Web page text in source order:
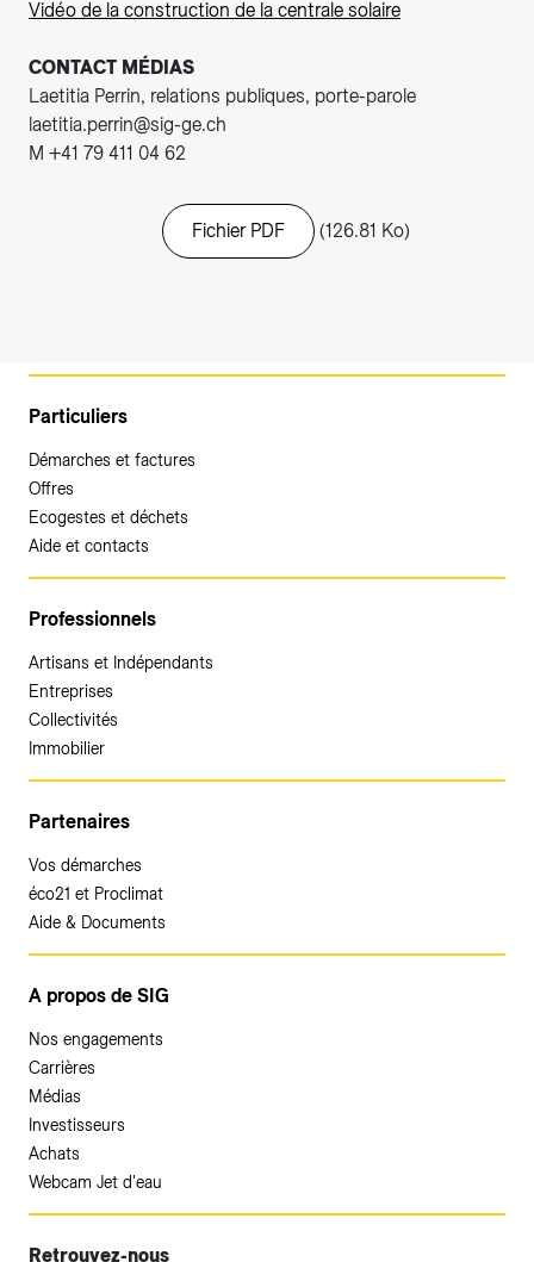
Vidéo de la construction de la centrale solaire
CONTACT MÉDIAS
Laetitia Perrin, relations publiques, porte-parole
laetitia.perrin@sig-ge.ch
M +41 79 411 04 62
Fichier PDF (126.81 Ko)
Particuliers
Démarches et factures
Offres
Ecogestes et déchets
Aide et contacts
Professionnels
Artisans et Indépendants
Entreprises
Collectivités
Immobilier
Partenaires
Vos démarches
éco21 et Proclimat
Aide & Documents
A propos de SIG
Nos engagements
Carrières
Médias
Investisseurs
Achats
Webcam Jet d'eau
Retrouvez-nous